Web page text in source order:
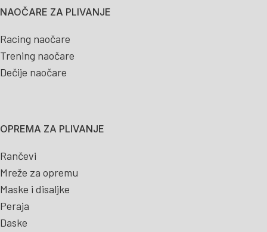
NAOČARE ZA PLIVANJE
Racing naočare
Trening naočare
Dečije naočare
OPREMA ZA PLIVANJE
Rančevi
Mreže za opremu
Maske i disaljke
Peraja
Daske